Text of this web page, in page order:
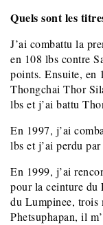
Quels sont les
J’ai combattu la
en 108 lbs contre
points. Ensuite, en
Thongchai Thor
lbs et j’ai battu
En 1997, j’ai
lbs et j’ai perdu
En 1999, j’ai
pour la ceinture du
du Lumpinee, trois
Phetsuphapan, il